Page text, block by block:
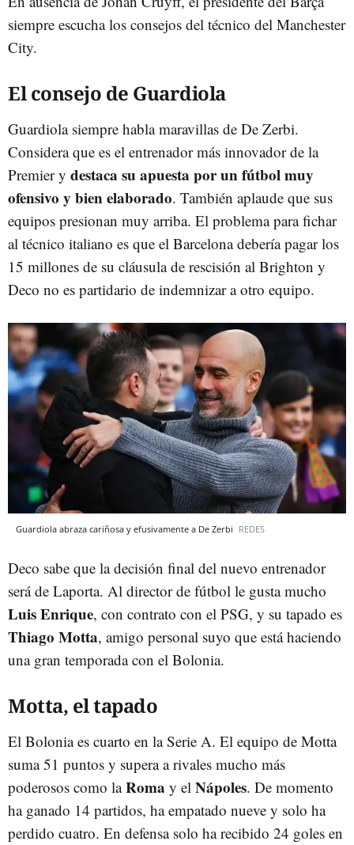
siempre escucha los consejos del técnico del Manchester
City.
El consejo de Guardiola
Guardiola siempre habla maravillas de De Zerbi.
Considera que es el entrenador más innovador de la
Premier y destaca su apuesta por un fútbol muy
ofensivo y bien elaborado. También aplaude que sus
equipos presionan muy arriba. El problema para fichar
al técnico italiano es que el Barcelona debería pagar los
15 millones de su cláusula de rescisión al Brighton y
Deco no es partidario de indemnizar a otro equipo.
Guardiola abraza cariñosa y efusivamente a De Zerbi REDES
Deco sabe que la decisión final del nuevo entrenador
será de Laporta. Al director de fútbol le gusta mucho
Luis Enrique, con contrato con el PSG, y su tapado es
Thiago Motta, amigo personal suyo que está haciendo
una gran temporada con el Bolonia.
Motta, el tapado
El Bolonia es cuarto en la Serie A. El equipo de Motta
suma 51 puntos y supera a rivales mucho más
poderosos como laRoma y el Nápoles. De momento
ha ganado 14 partidos, ha empatado nueve y solo ha
perdido cuatro. En defensa solo ha recibido 24 goles en